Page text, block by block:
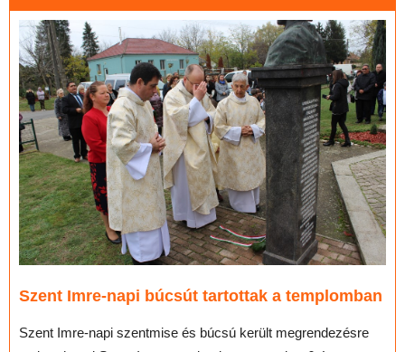
Szent Imre-napi búcsút tartottak a templomban
Szent Imre-napi szentmise és búcsú került megrendezésre